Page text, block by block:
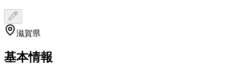
滋賀県
基本情報